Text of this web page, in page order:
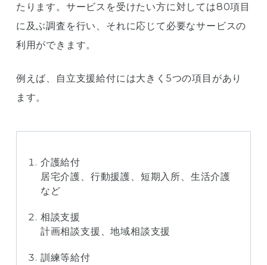
たります。サービスを受けたい方に対しては80項目
に及ぶ調査を行い、それに応じて必要なサービスの
利用ができます。
例えば、自立支援給付には大きく5つの項目があり
ます。
介護給付
居宅介護、行動援護、短期入所、生活介護
など
相談支援
計画相談支援、地域相談支援
訓練等給付